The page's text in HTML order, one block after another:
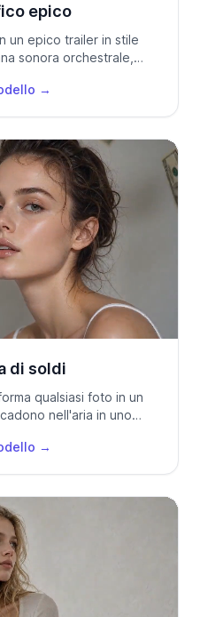
epico
un epico trailer in stile
sonora orchestrale,
→
di soldi
qualsiasi foto in un
nell'aria in uno
→